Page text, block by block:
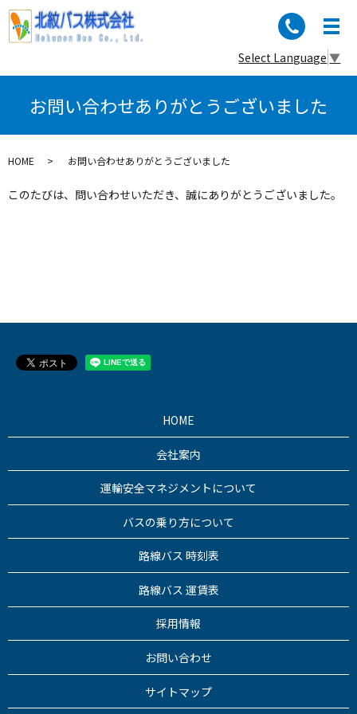
Select Language ▼
お問い合わせありがとうございました
HOME お問い合わせありがとうございました
このたびは、問い合わせいただき、誠にありがとうございました。
HOME
会社案内
運輸安全マネジメントについて
バスの乗り方について
路線バス 時刻表
路線バス 運賃表
採用情報
お問い合わせ
サイトマップ